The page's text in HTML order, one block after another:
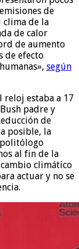
de
clima de la
de calor
de aumento
de efecto
según
reloj estaba a 17
padre y
de
posible, la
politólogo
al fin de la
climático
actuar y no se